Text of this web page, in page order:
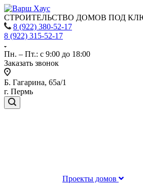
СТРОИТЕЛЬСТВО ДОМОВ ПОД
8 (922) 380-52-17
8 (922) 315-52-17
Пн. – Пт.: с 9:00 до 18:00
Заказать звонок
Б. Гагарина, 65а/1
г. Пермь
Проекты домов